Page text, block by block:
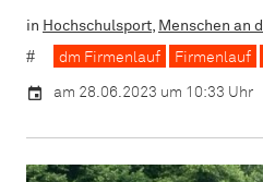
in Hochschulsport Menschen an
dm Firmenlauf Firmenlauf
am 28.06.2023 um 10:33 Uhr